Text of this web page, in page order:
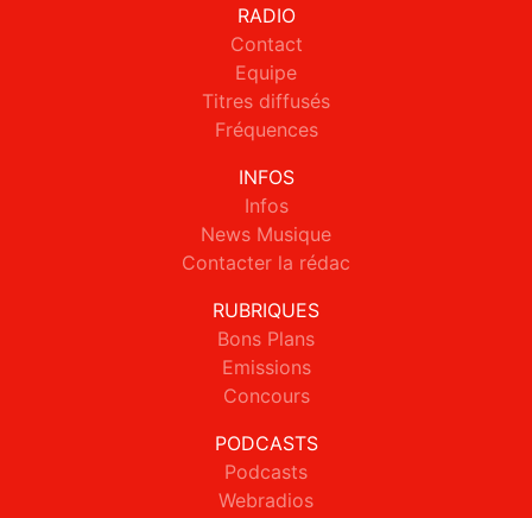
RADIO
Contact
Equipe
Titres diffusés
Fréquences
INFOS
Infos
News Musique
Contacter la rédac
RUBRIQUES
Bons Plans
Emissions
Concours
PODCASTS
Podcasts
Webradios